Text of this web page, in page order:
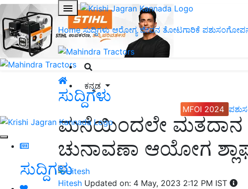
Home ಸುದ್ದಿಗಳು ಆರೋಗ್ಯ ಜೀವನ ತೋಟಗಾರಿಕೆ
ಕನ್ನಡ
MFOI 2024
ಸುದ್ದಿಗಳು
ಸುದ್ದಿಗಳು
ಮನೆಯಿಂದಲೇ ಮತದಾನ‌
ಚುನಾವಣಾ ಆಯೋಗ
Hitesh Updated on: 4 May, 2023 2:12 PM IST